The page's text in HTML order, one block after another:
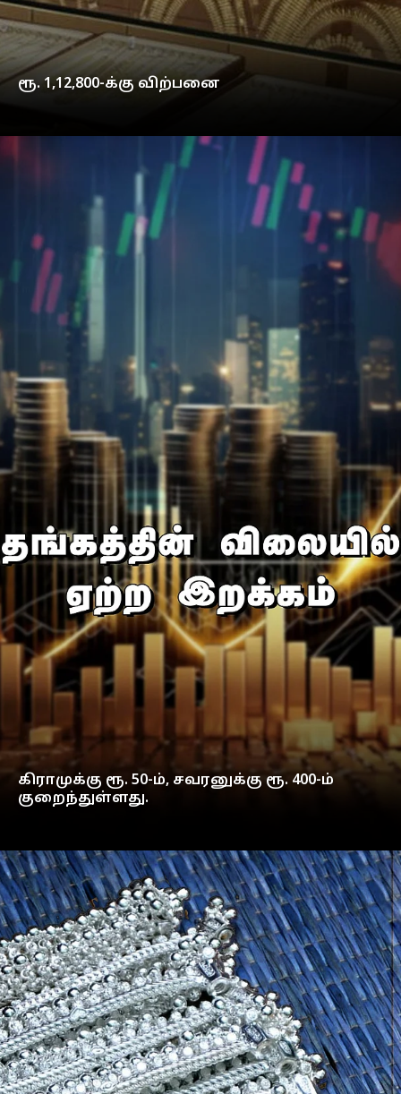
ரூ. 1,12,800-க்கு விற்பனை
கிராமுக்கு ரூ. 50-ம், சவரனுக்கு ரூ. 400-ம்
குறைந்துள்ளது.